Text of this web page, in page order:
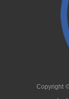
Copyright